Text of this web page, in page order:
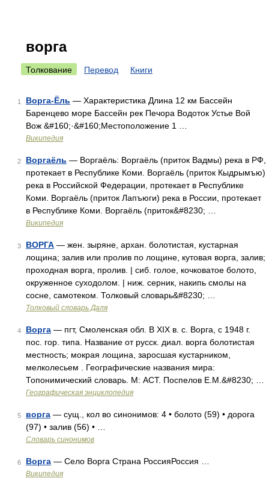
ворга
Толкование Перевод Книги
1 Ворга-Ёль — Характеристика Длина 12 км Бассейн
Баренцево море Бассейн рек Печора Водоток Устье Вой
Вож &#160;·&#160;Местоположение 1 …
Википедия
2 Воргаёль — Воргаёль: Воргаёль (приток Вадмы) река в РФ,
протекает в Республике Коми. Воргаёль (приток Кыдрымъю)
река в Российской Федерации, протекает в Республике
Коми. Воргаёль (приток Лапъюги) река в России, протекает
в Республике Коми. Воргаёль (приток&#8230; …
Википедия
3 ВОРГА — жен. зыряне, архан. болотистая, кустарная
лощина; залив или пролив по лощине, кутовая ворга, залив;
проходная ворга, пролив. | сиб. голое, кочковатое болото,
окруженное суходолом. | ниж. серник, накипь смолы на
сосне, самотеком. Толковый словарь&#8230; …
Толковый словарь Даля
4 Ворга — пгт, Смоленская обл. В XIX в. с. Ворга, с 1948 г.
пос. гор. типа. Название от русск. диал. ворга болотистая
местность; мокрая лощина, заросшая кустарником,
мелколесьем . Географические названия мира:
Топонимический словарь. М: АСТ. Поспелов Е.М.&#8230; …
Географическая энциклопедия
5 ворга — сущ., кол во синонимов: 4 • болото (59) • дорога
(97) • залив (56) • …
Словарь синонимов
6 Ворга — Село Ворга Страна РоссияРоссия …
Википедия